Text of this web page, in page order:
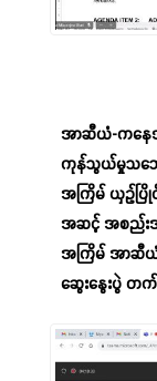
အာဆီယံ-ကနေ
ကုန်သွယ်မှုသဘေ
အကြိမ် ယှဉ်ပြို
အဆင့် အစည်
အကြိမ် အာဆီ
ဆွေးနွေးပွဲ တက်
06